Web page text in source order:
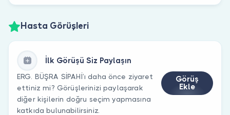
Hasta Görüşleri
İlk Görüşü Siz Paylaşın
ERG. BÜŞRA SİPAHİ’ı daha önce ziyaret
ettiniz mi? Görüşlerinizi paylaşarak
diğer kişilerin doğru seçim yapmasına
katkıda bulunabilirsiniz.
Görüş
Ekle